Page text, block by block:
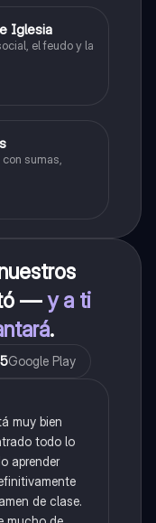
Iglesia
el feudo y la
sumas,
—y a ti
.
Google Play
muy bien
todo lo
aprender
de clase.